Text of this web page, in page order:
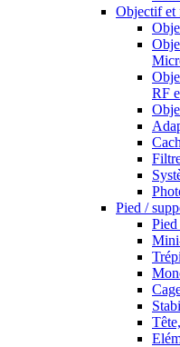
Objectif et
RF
Pied /